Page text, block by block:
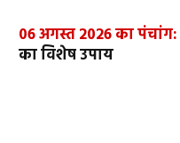
06 अगस्त 2026 का पंचांग:
का विशेष उपाय